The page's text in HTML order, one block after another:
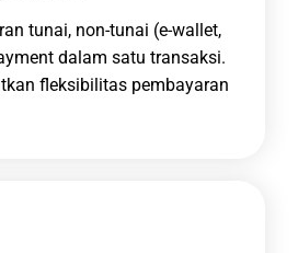
tunai, non-tunai (e-wallet,
dalam satu transaksi.
fleksibilitas pembayaran